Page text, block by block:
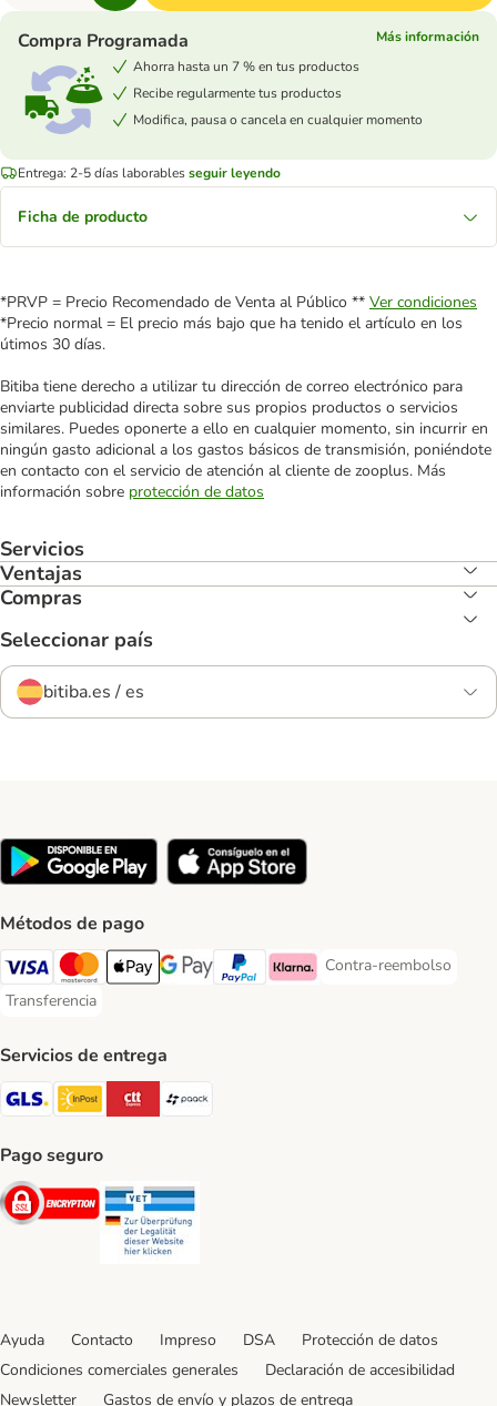
Compra Programada
Más información
Ahorra hasta un 7 % en tus productos
Recibe regularmente tus productos
Modifica, pausa o cancela en cualquier momento
Entrega: 2-5 días laborablesseguir leyendo
Ficha de producto
*PRVP = Precio Recomendado de Venta al Público ** Ver condiciones
*Precio normal = El precio más bajo que ha tenido el artículo en los
útimos 30 días.
Bitiba tiene derecho a utilizar tu dirección de correo electrónico para
enviarte publicidad directa sobre sus propios productos o servicios
similares. Puedes oponerte a ello en cualquier momento, sin incurrir en
ningún gasto adicional a los gastos básicos de transmisión, poniéndote
en contacto con el servicio de atención al cliente de zooplus. Más
información sobre protección de datos
Servicios
Ventajas
Compras
Seleccionar país
bitiba.es / es
Métodos de pago
Visa Payment Method
Mastercard Payment Method
Apple Pay Payment Method
Google Pay Payment Method
PayPal Payment Method
Klarna Payment Method
Contra-reembolso
Contra-reembolso
Transferencia
Transferencia Payment Method
Servicios de entrega
GLS Shipping Method
InPost Shipping Method
CTTExpress Shipping Method
paack Shipping Method
Pago seguro
Security
Ayuda Contacto Impreso DSA
Protección de datos
Condiciones comerciales generales
Declaración de accesibilidad
Newsletter
Gastos de envío y plazos de entrega